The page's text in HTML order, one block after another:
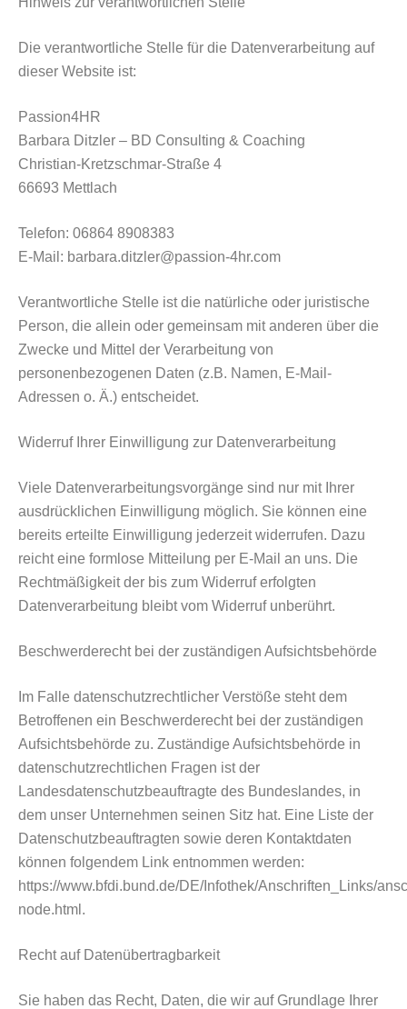
Die verantwortliche Stelle für die Datenverarbeitung auf
dieser Website ist:
Passion4HR
Barbara Ditzler – BD Consulting & Coaching
Christian-Kretzschmar-Straße 4
66693 Mettlach
Telefon: 06864 8908383
E-Mail: barbara.ditzler@passion-4hr.com
Verantwortliche Stelle ist die natürliche oder juristische
Person, die allein oder gemeinsam mit anderen über die
Zwecke und Mittel der Verarbeitung von
personenbezogenen Daten (z.B. Namen, E-Mail-
Adressen o. Ä.) entscheidet.
Widerruf Ihrer Einwilligung zur Datenverarbeitung
Viele Datenverarbeitungsvorgänge sind nur mit Ihrer
ausdrücklichen Einwilligung möglich. Sie können eine
bereits erteilte Einwilligung jederzeit widerrufen. Dazu
reicht eine formlose Mitteilung per E-Mail an uns. Die
Rechtmäßigkeit der bis zum Widerruf erfolgten
Datenverarbeitung bleibt vom Widerruf unberührt.
Beschwerderecht bei der zuständigen Aufsichtsbehörde
Im Falle datenschutzrechtlicher Verstöße steht dem
Betroffenen ein Beschwerderecht bei der zuständigen
Aufsichtsbehörde zu. Zuständige Aufsichtsbehörde in
datenschutzrechtlichen Fragen ist der
Landesdatenschutzbeauftragte des Bundeslandes, in
dem unser Unternehmen seinen Sitz hat. Eine Liste der
Datenschutzbeauftragten sowie deren Kontaktdaten
können folgendem Link entnommen werden:
https://www.bfdi.bund.de/DE/Infothek/Anschriften_Links/
node.html.
Recht auf Datenübertragbarkeit
Sie haben das Recht, Daten, die wir auf Grundlage Ihrer